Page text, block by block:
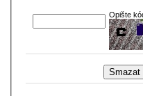
Opište